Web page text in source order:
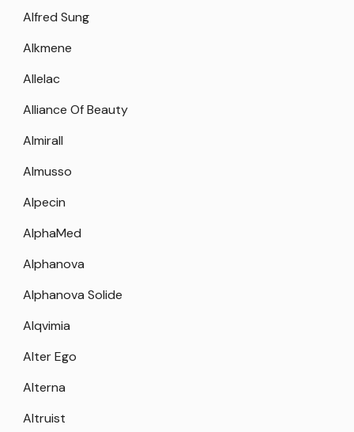
Alfred Sung
Alkmene
Allelac
Alliance Of Beauty
Almirall
Almusso
Alpecin
AlphaMed
Alphanova
Alphanova Solide
Alqvimia
Alter Ego
Alterna
Altruist